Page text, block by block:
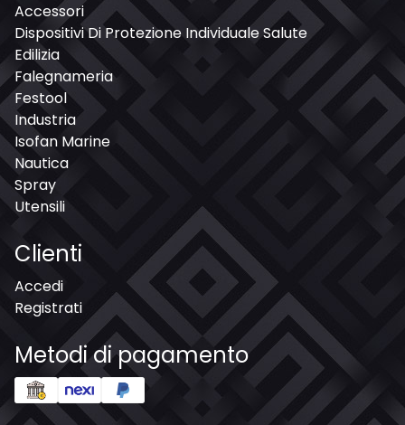
Accessori
Dispositivi Di Protezione Individuale Salute
Edilizia
Falegnameria
Festool
Industria
Isofan Marine
Nautica
Spray
Utensili
Clienti
Accedi
Registrati
Metodi di pagamento